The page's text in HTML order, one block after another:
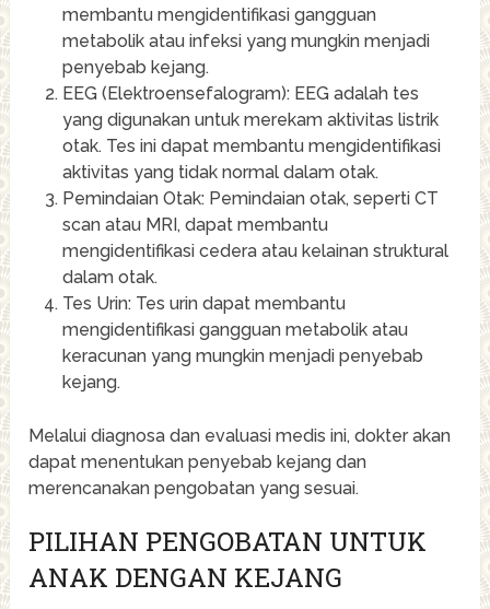
membantu mengidentifikasi gangguan
metabolik atau infeksi yang mungkin menjadi
penyebab kejang.
EEG (Elektroensefalogram): EEG adalah tes
yang digunakan untuk merekam aktivitas listrik
otak. Tes ini dapat membantu mengidentifikasi
aktivitas yang tidak normal dalam otak.
Pemindaian Otak: Pemindaian otak, seperti CT
scan atau MRI, dapat membantu
mengidentifikasi cedera atau kelainan struktural
dalam otak.
Tes Urin: Tes urin dapat membantu
mengidentifikasi gangguan metabolik atau
keracunan yang mungkin menjadi penyebab
kejang.
Melalui diagnosa dan evaluasi medis ini, dokter akan
dapat menentukan penyebab kejang dan
merencanakan pengobatan yang sesuai.
PILIHAN PENGOBATAN UNTUK
ANAK DENGAN KEJANG